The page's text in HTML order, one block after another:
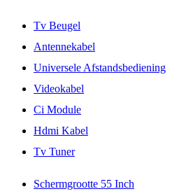
Tv Beugel
Antennekabel
Universele Afstandsbediening
Videokabel
Ci Module
Hdmi Kabel
Tv Tuner
Schermgrootte 55 Inch